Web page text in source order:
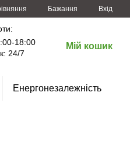
Бажання Вхід
18:00
24/7
Мій кошик
Енергонезалежність